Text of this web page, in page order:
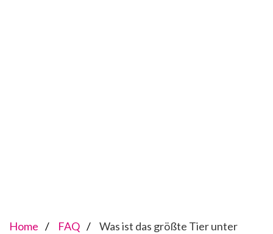
Home FAQ
Was ist das größte Tier unter